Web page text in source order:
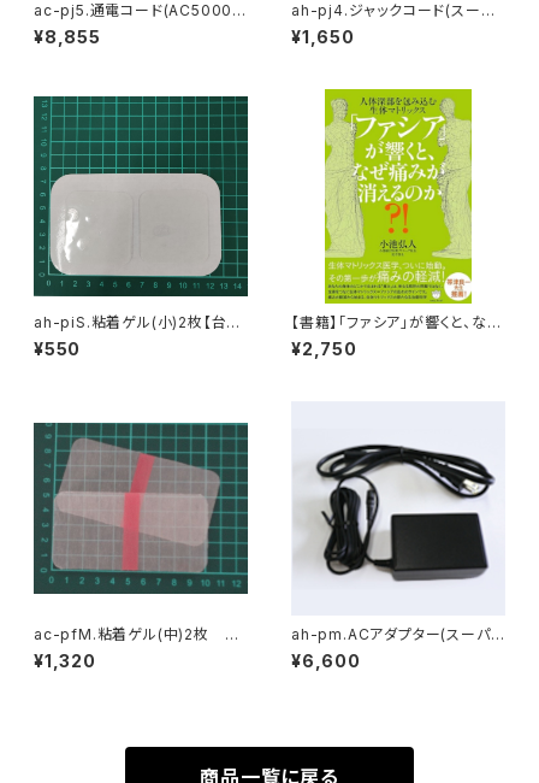
ac-pj5.通電コード(AC5000
用)1本 Cord
¥8,855
ah-pj4.ジャックコード(スーパ
ードクターAH4000用) 1本 C
ord
¥1,650
ah-piS.粘着ゲル(小)2枚【台湾
製】GelPad Small
¥550
【書籍】「ファシア」が響くと、なぜ
痛みが消えるのか?! 小池弘人
著（’25/12/2発売）
¥2,750
ac-pfM.粘着ゲル(中)2枚 Ge
lPad Medium
¥1,320
ah-pm.ACアダプター(スーパ
ードクターAH4000用) 1個 A
C adapter
¥6,600
商品一覧に戻る